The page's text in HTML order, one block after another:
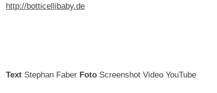
http://botticellibaby.de
Text Stephan Faber Foto Screenshot Video YouTube